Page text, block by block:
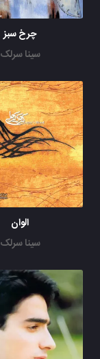
چرخ سبز
سینا سرلک
الوان
سینا سرلک